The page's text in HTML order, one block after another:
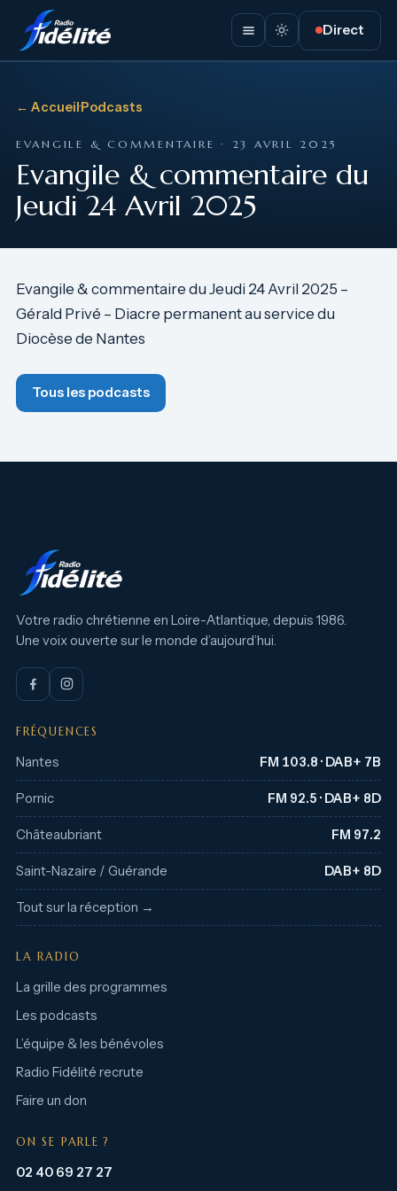
Direct
← Accueil·Podcasts
EVANGILE & COMMENTAIRE · 23 AVRIL 2025
Evangile & commentaire du
Jeudi 24 Avril 2025
Evangile & commentaire du Jeudi 24 Avril 2025 –
Gérald Privé – Diacre permanent au service du
Diocèse de Nantes
Tous les podcasts
Votre radio chrétienne en Loire-Atlantique, depuis 1986.
Une voix ouverte sur le monde d’aujourd’hui.
FRÉQUENCES
Nantes FM 103.8 · DAB+ 7B
Pornic FM 92.5 · DAB+ 8D
Châteaubriant FM 97.2
Saint-Nazaire / Guérande DAB+ 8D
Tout sur la réception →
LA RADIO
La grille des programmes
Les podcasts
L’équipe & les bénévoles
Radio Fidélité recrute
Faire un don
ON SE PARLE ?
02 40 69 27 27